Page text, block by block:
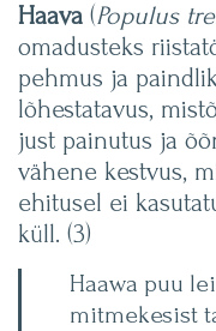
Haava (Populus
omadusteks
pehmus ja
lõhestatavus,
just painutus ja
vähene kestvus,
ehitusel ei
küll. (3)
Haawa puu
mitmekesist